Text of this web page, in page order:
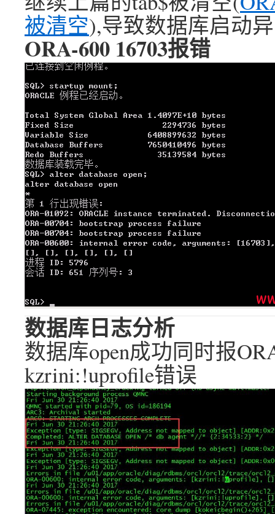
被清空),导致数据库启动
ORA-600 16703报错
数据库日志分析
数据库open成功同时报
kzrini:!uprofile错误